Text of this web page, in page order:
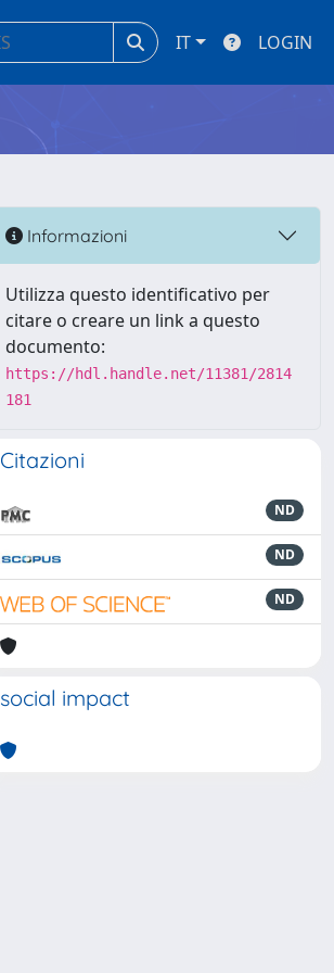
IT LOGIN
Informazioni
Utilizza questo identificativo per
citare o creare un link a questo
documento:
https://hdl.handle.net/11381/2814
181
Citazioni
ND
ND
ND
social impact